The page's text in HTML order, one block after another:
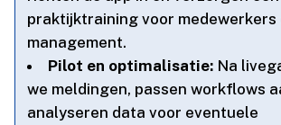
praktijktraining voor medewerkers
management.​
Pilot en optimalisatie: Na
we meldingen, passen workflows
analyseren data voor eventuele